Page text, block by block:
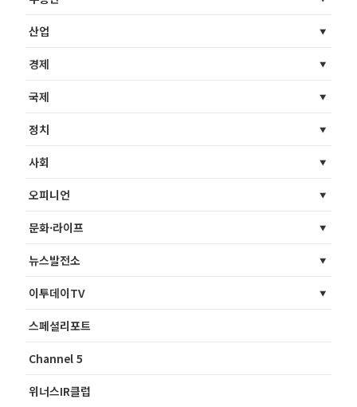
산업
경제
국제
정치
사회
오피니언
문화·라이프
뉴스발전소
이투데이TV
스페셜리포트
Channel 5
위너스IR클럽